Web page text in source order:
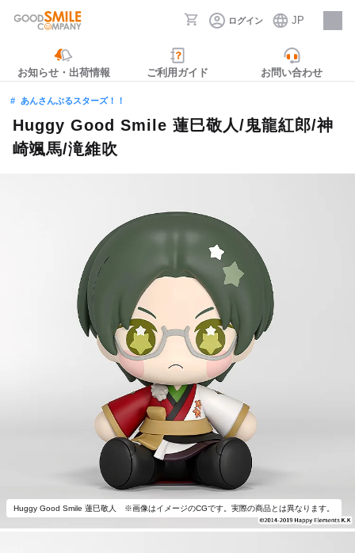
ログイン JP
採用情報
お知らせ・出荷情報 ご利用ガイド お問い合わせ
あんさんぶるスターズ！！
Huggy Good Smile 蓮巳敬人/鬼龍紅郎/神
崎颯馬/滝維吹
Huggy Good Smile 蓮巳敬人 ※画像はイメージのCGです。実際の商品とは異なります。